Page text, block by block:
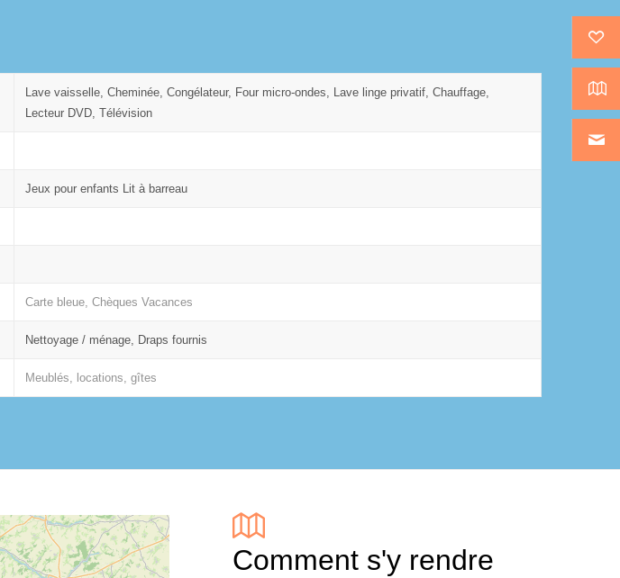
Lave vaisselle, Cheminée, Congélateur, Four micro-ondes, Lave linge privatif, Chauffage,
Lecteur DVD, Télévision
Jeux pour enfants Lit à barreau
Carte bleue, Chèques Vacances
Nettoyage / ménage, Draps fournis
Meublés, locations, gîtes
Comment s'y rendre